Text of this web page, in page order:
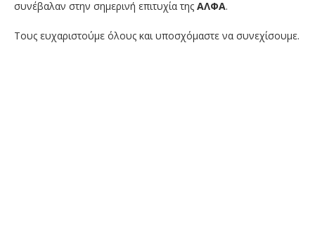
συνέβαλαν στην σημερινή επιτυχία της ΑΛΦΑ.
Τους ευχαριστούμε όλους και υποσχόμαστε να συνεχίσουμε.